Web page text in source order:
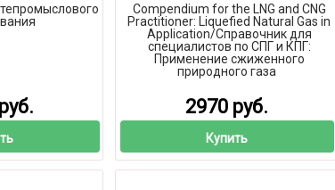
Compendium for the LNG and CNG
Practitioner: Liquefied Natural Gas in
Application/Справочник для
специалистов по СПГ и КПГ:
Применение сжиженного
природного газа
2970 руб.
Купить